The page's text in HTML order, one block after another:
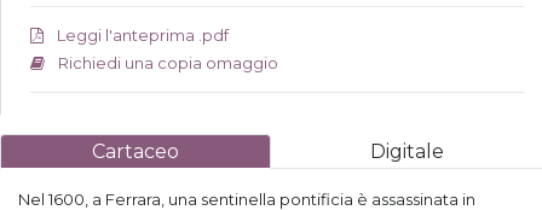
Leggi l'anteprima .pdf
Richiedi una copia omaggio
Cartaceo Digitale
Nel 1600, a Ferrara, una sentinella pontificia è assassinata in